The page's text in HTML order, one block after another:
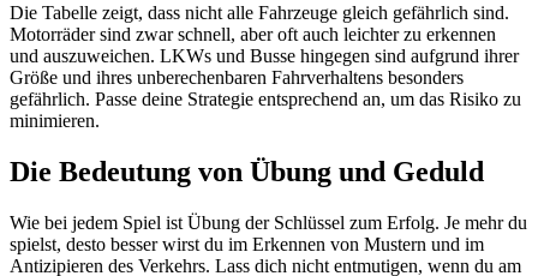
Die Tabelle zeigt, dass nicht alle Fahrzeuge gleich gefährlich sind.
Motorräder sind zwar schnell, aber oft auch leichter zu erkennen
und auszuweichen. LKWs und Busse hingegen sind aufgrund ihrer
Größe und ihres unberechenbaren Fahrverhaltens besonders
gefährlich. Passe deine Strategie entsprechend an, um das Risiko zu
minimieren.
Die Bedeutung von Übung und Geduld
Wie bei jedem Spiel ist Übung der Schlüssel zum Erfolg. Je mehr du
spielst, desto besser wirst du im Erkennen von Mustern und im
Antizipieren des Verkehrs. Lass dich nicht entmutigen, wenn du am